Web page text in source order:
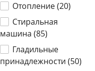
Отопление (20)
Стиральная
машина (85)
Гладильные
принадлежности (50)